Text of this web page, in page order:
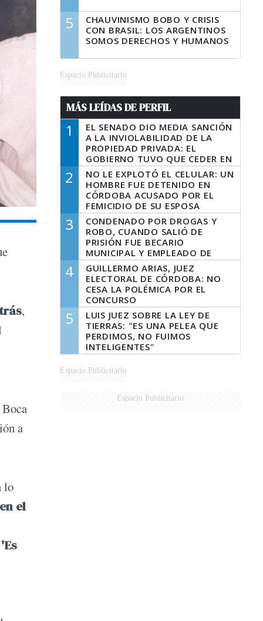
,
a
lo
el
'Es
5
CHAUVINISMO BOBO Y CRISIS
CON BRASIL: LOS ARGENTINOS
SOMOS DERECHOS Y HUMANOS
Espacio Publicitario
MÁS LEÍDAS DE PERFIL
1
EL SENADO DIO MEDIA SANCIÓN
A LA INVIOLABILIDAD DE LA
PROPIEDAD PRIVADA: EL
GOBIERNO TUVO QUE CEDER EN
LA LEY DEL MANEJO DEL FUEGO
2
NO LE EXPLOTÓ EL CELULAR: UN
HOMBRE FUE DETENIDO EN
CÓRDOBA ACUSADO POR EL
FEMICIDIO DE SU ESPOSA
3
CONDENADO POR DROGAS Y
ROBO, CUANDO SALIÓ DE
PRISIÓN FUE BECARIO
MUNICIPAL Y EMPLEADO DE
SENAF
4
GUILLERMO ARIAS, JUEZ
ELECTORAL DE CÓRDOBA: NO
CESA LA POLÉMICA POR EL
CONCURSO
5
LUIS JUEZ SOBRE LA LEY DE
TIERRAS: "ES UNA PELEA QUE
PERDIMOS, NO FUIMOS
INTELIGENTES"
Espacio Publicitario
Espacio Publicitario